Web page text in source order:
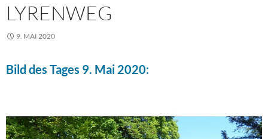
LYRENWEG
9. MAI 2020
Bild des Tages 9. Mai 2020: